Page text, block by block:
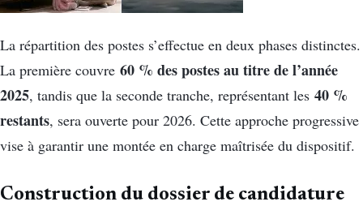
La répartition des postes s’effectue en deux phases distinctes.
La première couvre 60 % des postes au titre de l’année
2025, tandis que la seconde tranche, représentant les 40 %
restants, sera ouverte pour 2026. Cette approche progressive
vise à garantir une montée en charge maîtrisée du dispositif.
Construction du dossier de candidature